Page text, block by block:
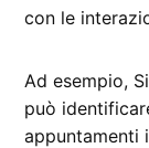
con le
Ad esempio,
può
appuntamenti